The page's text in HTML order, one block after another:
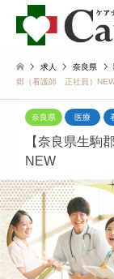
求人 奈良県
郷（看護師 正社員）
奈良県 医療
【奈良県生駒
NEW